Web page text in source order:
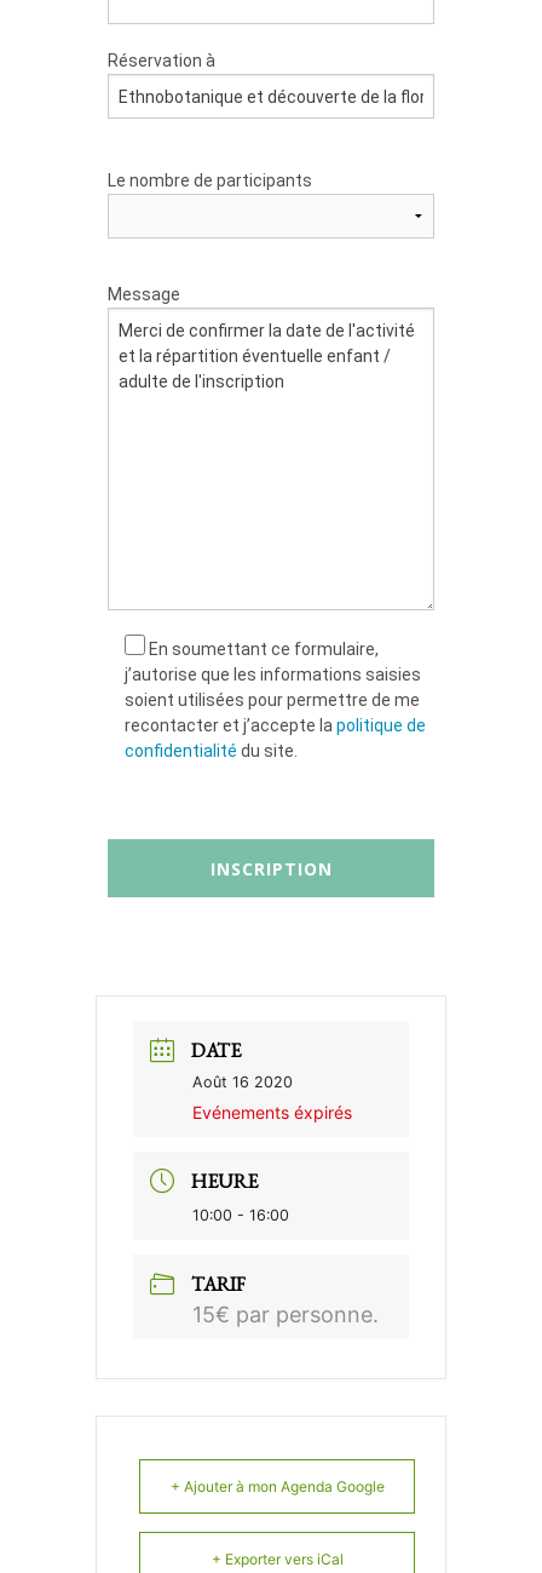
Réservation à
Le nombre de participants
Message
En soumettant ce formulaire,
j’autorise que les informations saisies
soient utilisées pour permettre de me
recontacter et j’accepte lapolitique de
confidentialité du site.
DATE
Août 16 2020
Evénements éxpirés
HEURE
10:00 - 16:00
TARIF
15€ par personne.
+ Ajouter à mon Agenda Google
+ Exporter vers iCal